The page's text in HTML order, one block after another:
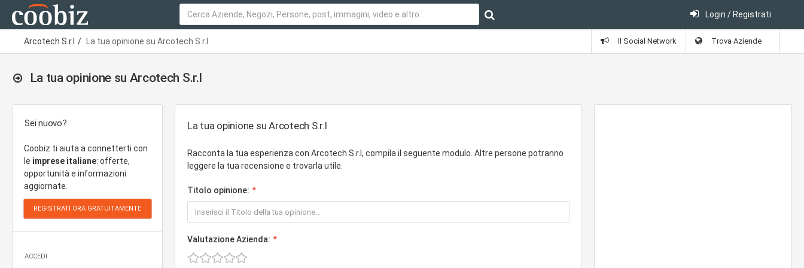
Login / Registrati
Arcotech S.r.l La tua opinione su Arcotech S.r.l Il Social Network Trova Aziende
La tua opinione su Arcotech S.r.l
Sei nuovo?
Coobiz ti aiuta a connetterti con
le imprese italiane: offerte,
opportunità e informazioni
aggiornate.
ACCEDI
La tua opinione su Arcotech S.r.l
Racconta la tua esperienza con Arcotech S.r.l, compila il seguente modulo. Altre persone potranno
leggere la tua recensione e trovarla utile.
Titolo opinione:
Valutazione Azienda: